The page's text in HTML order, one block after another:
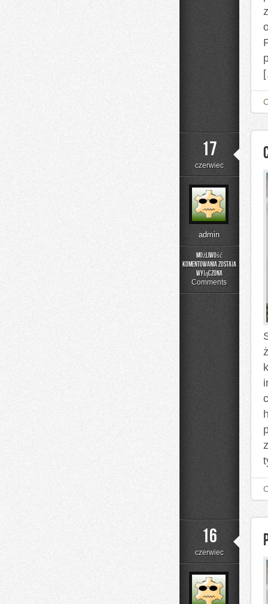
17
czerwiec
admin
Możliwość
komentowania
Czytelnicze
Artykuły
została
wyłączona
Comments
16
czerwiec